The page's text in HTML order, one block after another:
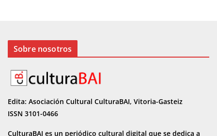
Sobre nosotros
Edita: Asociación Cultural CulturaBAI, Vitoria-Gasteiz
ISSN 3101-0466
CulturaBAI es un periódico cultural digital que se dedica a